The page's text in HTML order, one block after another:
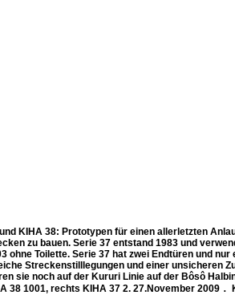
KIHA 38: Prototypen für einen allerletzten
zu bauen. Serie 37 entstand 1983 und
ohne Toilette. Serie 37 hat zwei Endtüren und
Streckenstilllegungen und einer unsicheren
sie noch auf der Kururi Linie auf der Bôsô
38 1001, rechts KIHA 37 2. 27.November 2009